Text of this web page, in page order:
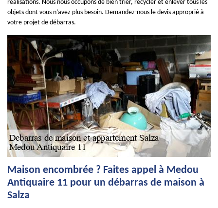
réalisations. Nous nous occupons de bien trier, recycler et enlever tous les
objets dont vous n’avez plus besoin. Demandez-nous le devis approprié à
votre projet de débarras.
Maison encombrée ? Faites appel à Medou
Antiquaire 11 pour un débarras de maison à
Salza